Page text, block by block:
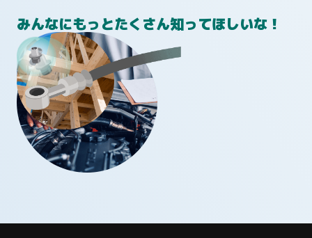
みんなにもっとたくさん知ってほしいな！